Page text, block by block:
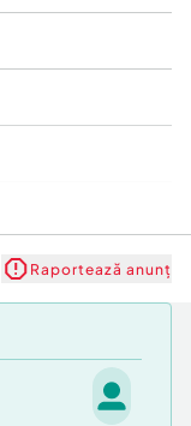
Raportează anunț